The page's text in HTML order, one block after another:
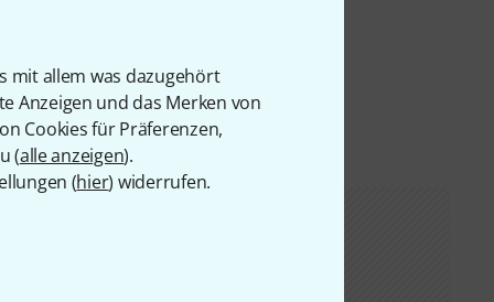
mit allem was dazugehört
Anzeigen und das Merken von
Cookies für Präferenzen,
(alle anzeigen).
(hier) widerrufen.